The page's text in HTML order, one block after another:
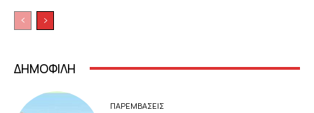
ΔΗΜΟΦΙΛΗ
ΠΑΡΕΜΒΑΣΕΙΣ